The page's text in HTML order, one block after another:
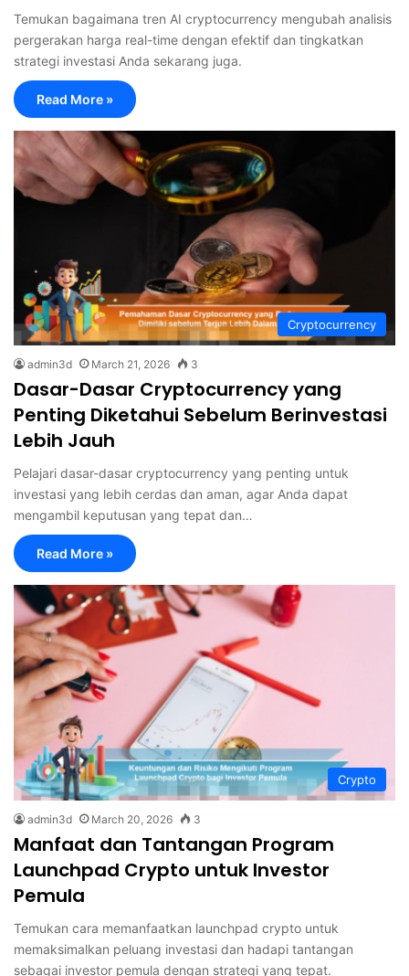
Temukan bagaimana tren AI cryptocurrency mengubah analisis
pergerakan harga real-time dengan efektif dan tingkatkan
strategi investasi Anda sekarang juga.
Read More »
Cryptocurrency
admin3d March 21, 2026 3
Dasar-Dasar Cryptocurrency yang
Penting Diketahui Sebelum Berinvestasi
Lebih Jauh
Pelajari dasar-dasar cryptocurrency yang penting untuk
investasi yang lebih cerdas dan aman, agar Anda dapat
mengambil keputusan yang tepat dan…
Read More »
Crypto
admin3d March 20, 2026 3
Manfaat dan Tantangan Program
Launchpad Crypto untuk Investor
Pemula
Temukan cara memanfaatkan launchpad crypto untuk
memaksimalkan peluang investasi dan hadapi tantangan
sebagai investor pemula dengan strategi yang tepat.